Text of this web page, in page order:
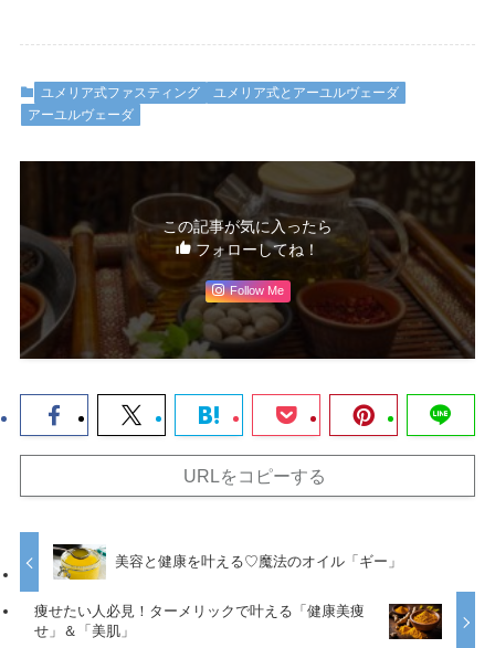
ユメリア式ファスティング
ユメリア式とアーユルヴェーダ
アーユルヴェーダ
この記事が気に入ったら
フォローしてね！
Follow Me
URLをコピーする
美容と健康を叶える♡魔法のオイル「ギー」
痩せたい人必見！ターメリックで叶える「健康美痩
せ」＆「美肌」